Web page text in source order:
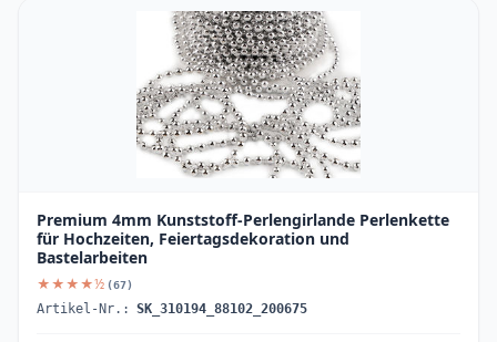
Premium 4mm Kunststoff-Perlengirlande Perlenkette
für Hochzeiten, Feiertagsdekoration und
Bastelarbeiten
★★★★½ (67)
Artikel-Nr.: SK_310194_88102_200675